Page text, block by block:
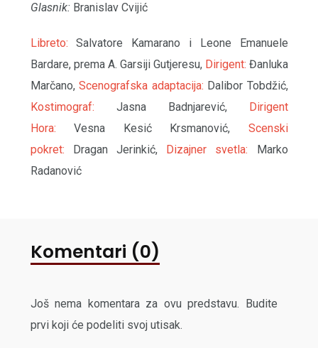
Glasnik: Branislav Cvijić
Libreto: Salvatore Kamarano i Leone Emanuele
Bardare, prema A. Garsiji Gutjeresu, Dirigent: Đanluka
Marčano, Scenografska adaptacija: Dalibor Tobdžić,
Kostimograf: Jasna Badnjarević,
Dirigent
Hora: Vesna Kesić Krsmanović, Scenski
pokret: Dragan Jerinkić, Dizajner svetla: Marko
Radanović
Komentari (0)
Još nema komentara za ovu predstavu. Budite
prvi koji će podeliti svoj utisak.